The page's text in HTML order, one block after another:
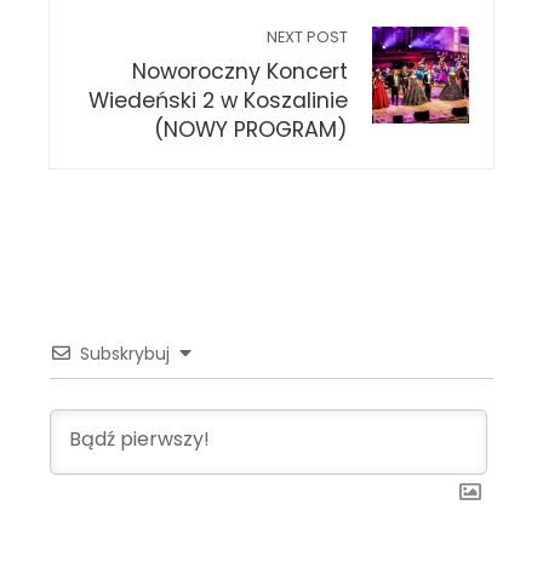
NEXT POST
Noworoczny Koncert
Wiedeński 2 w Koszalinie
(NOWY PROGRAM)
Subskrybuj